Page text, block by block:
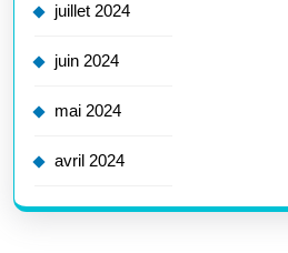
juillet 2024
juin 2024
mai 2024
avril 2024